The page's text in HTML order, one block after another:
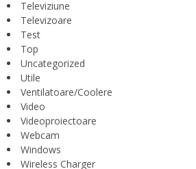
Televiziune
Televizoare
Test
Top
Uncategorized
Utile
Ventilatoare/Coolere
Video
Videoproiectoare
Webcam
Windows
Wireless Charger